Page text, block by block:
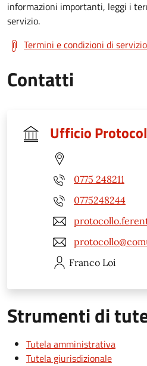
informazioni importanti, leggi i
servizio.
Termini e condizioni di servizio
Contatti
Ufficio
0775 248211
0775248244
Franco Loi
Strumenti di
Tutela amministrativa
Tutela giurisdizionale